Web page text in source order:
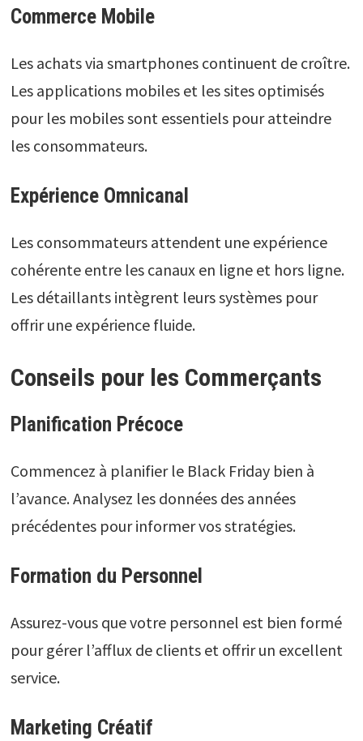
Commerce Mobile
Les achats via smartphones continuent de croître.
Les applications mobiles et les sites optimisés
pour les mobiles sont essentiels pour atteindre
les consommateurs.
Expérience Omnicanal
Les consommateurs attendent une expérience
cohérente entre les canaux en ligne et hors ligne.
Les détaillants intègrent leurs systèmes pour
offrir une expérience fluide.
Conseils pour les Commerçants
Planification Précoce
Commencez à planifier le Black Friday bien à
l’avance. Analysez les données des années
précédentes pour informer vos stratégies.
Formation du Personnel
Assurez-vous que votre personnel est bien formé
pour gérer l’afflux de clients et offrir un excellent
service.
Marketing Créatif